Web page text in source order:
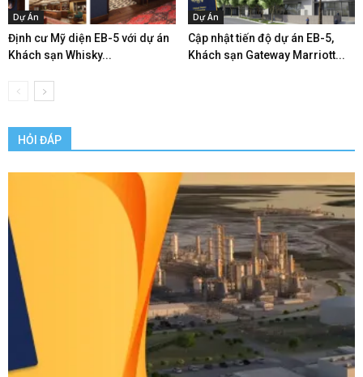
Dự Án
Định cư Mỹ diện EB-5 với dự án
Khách sạn Whisky...
Dự Án
Cập nhật tiến độ dự án EB-5,
Khách sạn Gateway Marriott...
HỎI ĐÁP